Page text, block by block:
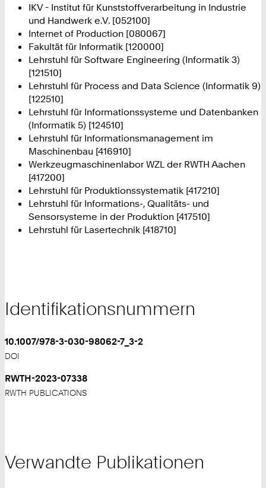
IKV - Institut für Kunststoffverarbeitung in Industrie
und Handwerk e.V. [052100]
Internet of Production [080067]
Fakultät für Informatik [120000]
Lehrstuhl für Software Engineering (Informatik 3)
[121510]
Lehrstuhl für Process and Data Science (Informatik 9)
[122510]
Lehrstuhl für Informationssysteme und Datenbanken
(Informatik 5) [124510]
Lehrstuhl für Informationsmanagement im
Maschinenbau [416910]
Werkzeugmaschinenlabor WZL der RWTH Aachen
[417200]
Lehrstuhl für Produktionssystematik [417210]
Lehrstuhl für Informations-, Qualitäts- und
Sensorsysteme in der Produktion [417510]
Lehrstuhl für Lasertechnik [418710]
Identifikationsnummern
10.1007/978-3-030-98062-7_3-2
DOI
RWTH-2023-07338
RWTH PUBLICATIONS
Verwandte Publikationen